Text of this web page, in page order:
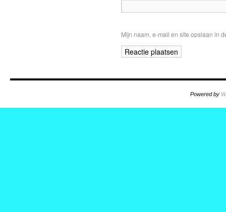
Mijn naam, e-mail en site opslaan in
Powered by